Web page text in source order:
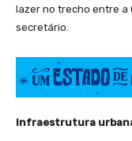
lazer no trecho entre a
secretário.
Infraestrutura